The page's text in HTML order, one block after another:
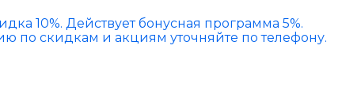
10%. Действует бонусная программа 5%.
по скидкам и акциям уточняйте по телефону.